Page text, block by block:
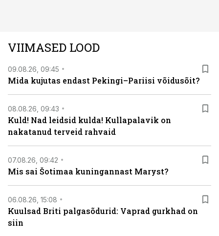
viasathistory.eu/ee
VIIMASED LOOD
09.08.26, 09:45
Mida kujutas endast Pekingi–Pariisi võidusõit?
08.08.26, 09:43
Kuld! Nad leidsid kulda! Kullapalavik on
nakatanud terveid rahvaid
07.08.26, 09:42
Mis sai Šotimaa kuningannast Maryst?
06.08.26, 15:08
Kuulsad Briti palgasõdurid: Vaprad gurkhad on
siin